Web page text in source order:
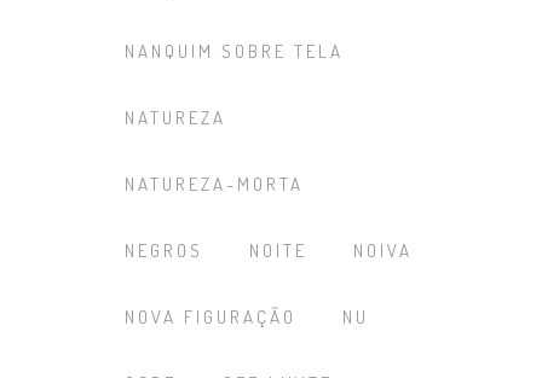
NANQUIM SOBRE TELA
NATUREZA
NATUREZA-MORTA
NEGROS NOITE NOIVA
NOVA FIGURAÇÃO NU